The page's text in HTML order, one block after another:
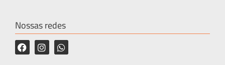
Nossas redes